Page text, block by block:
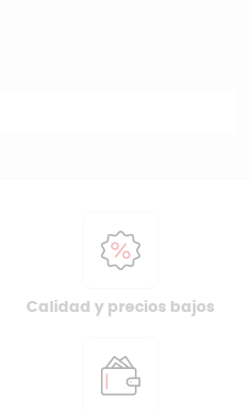
Calidad y precios bajos